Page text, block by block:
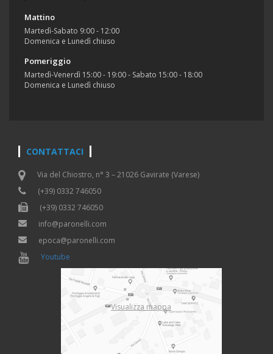
Mattino
Martedì-Sabato 9:00 - 12:00
Domenica e Lunedì chiuso
Pomeriggio
Martedì-Venerdì 15:00 - 19:00 - Sabato 15:00 - 18:00
Domenica e Lunedì chiuso
CONTATTACI
Via del Chiostro, n° 3 – 21026 Gavirate (Varese)
(+39) 0332 746050
(+39) 0332 746050
info@paronelli.com
epoca@paronelli.com
Youtube
Visualizza mappa